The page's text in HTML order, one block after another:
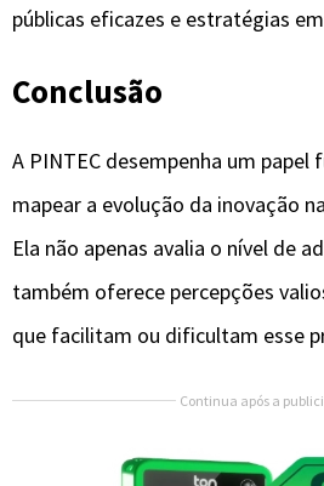
públicas eficazes e estratégias
Conclusão
A PINTEC desempenha um papel
mapear a evolução da inovação na
Ela não apenas avalia o nível de
também oferece percepções
que facilitam ou dificultam esse
Continua após a